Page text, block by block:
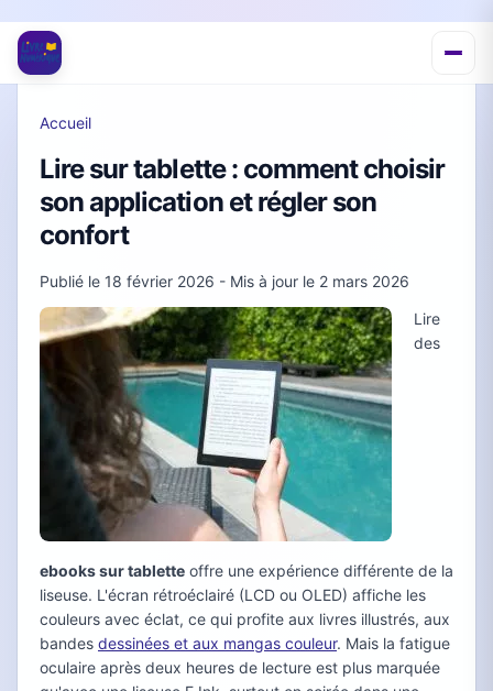
Accueil
Lire sur tablette : comment choisir
son application et régler son
confort
Publié le 18 février 2026 - Mis à jour le 2 mars 2026
Lire
des
ebooks sur tablette offre une expérience différente de la
liseuse. L'écran rétroéclairé (LCD ou OLED) affiche les
couleurs avec éclat, ce qui profite aux livres illustrés, aux
bandes dessinées et aux mangas couleur. Mais la fatigue
oculaire après deux heures de lecture est plus marquée